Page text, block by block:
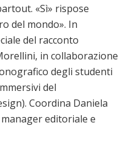
«Sì» rispose
del mondo». In
del racconto
in collaborazione
degli studenti
del
Coordina Daniela
editoriale e